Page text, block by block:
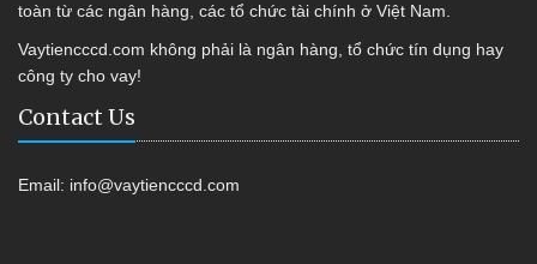
toàn từ các ngân hàng, các tổ chức tài chính ở Việt Nam.
Vaytiencccd.com không phải là ngân hàng, tổ chức tín dụng hay
công ty cho vay!
Contact Us
Email: info@vaytiencccd.com